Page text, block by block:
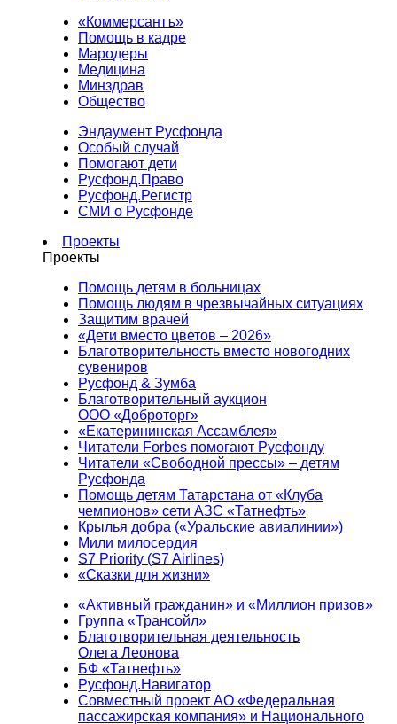
«Коммерсантъ»
Помощь в кадре
Мародеры
Медицина
Минздрав
Общество
Эндаумент Русфонда
Особый случай
Помогают дети
Русфонд.Право
Русфонд.Регистр
СМИ о Русфонде
Проекты
Проекты
Помощь детям в больницах
Помощь людям в чрезвычайных ситуациях
Защитим врачей
«Дети вместо цветов – 2026»
Благотворительность вместо новогодних
сувениров
Русфонд & Зумба
Благотворительный аукцион
ООО «Доброторг»
«Екатерининская Ассамблея»
Читатели Forbes помогают Русфонду
Читатели «Свободной прессы» – детям
Русфонда
Помощь детям Татарстана от «Клуба
чемпионов» сети АЗС «Татнефть»
Крылья добра («Уральские авиалинии»)
Мили милосердия
S7 Priority (S7 Airlines)
«Сказки для жизни»
«Активный гражданин» и «Миллион призов»
Группа «Трансойл»
Благотворительная деятельность
Олега Леонова
БФ «Татнефть»
Русфонд.Навигатор
Совместный проект АО «Федеральная
пассажирская компания» и Национального